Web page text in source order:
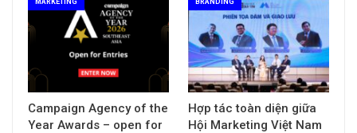
Campaign Agency of the
Year Awards – open for
Hợp tác toàn diện giữa
Hội Marketing Việt Nam